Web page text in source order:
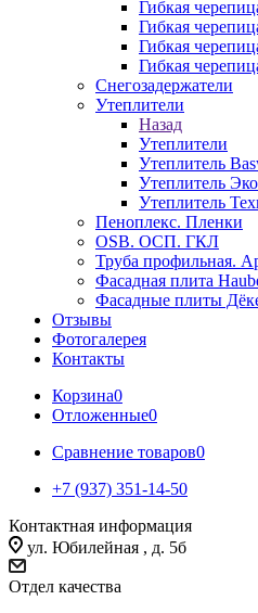
Гибкая
Гибкая
Гибкая
Гибкая
Снегозадержатели
Утеплители
Назад
Утеплители
Утеплитель
Утеплитель
Утеплитель
Пеноплекс. Пленки
OSB. ОСП. ГКЛ
Труба профильная.
Фасадная плита
Фасадные плиты
Отзывы
Фотогалерея
Контакты
Корзина0
Отложенные0
Сравнение товаров0
+7 (937) 351-14-50
Контактная информация
ул. Юбилейная , д. 5б
Отдел качества